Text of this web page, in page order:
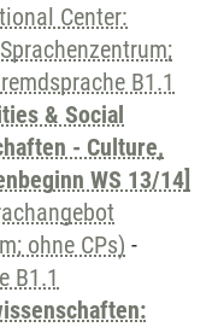
Center:
B1.1
& Social
- Culture,
WS 13/14]
ohne CPs) -
B1.1